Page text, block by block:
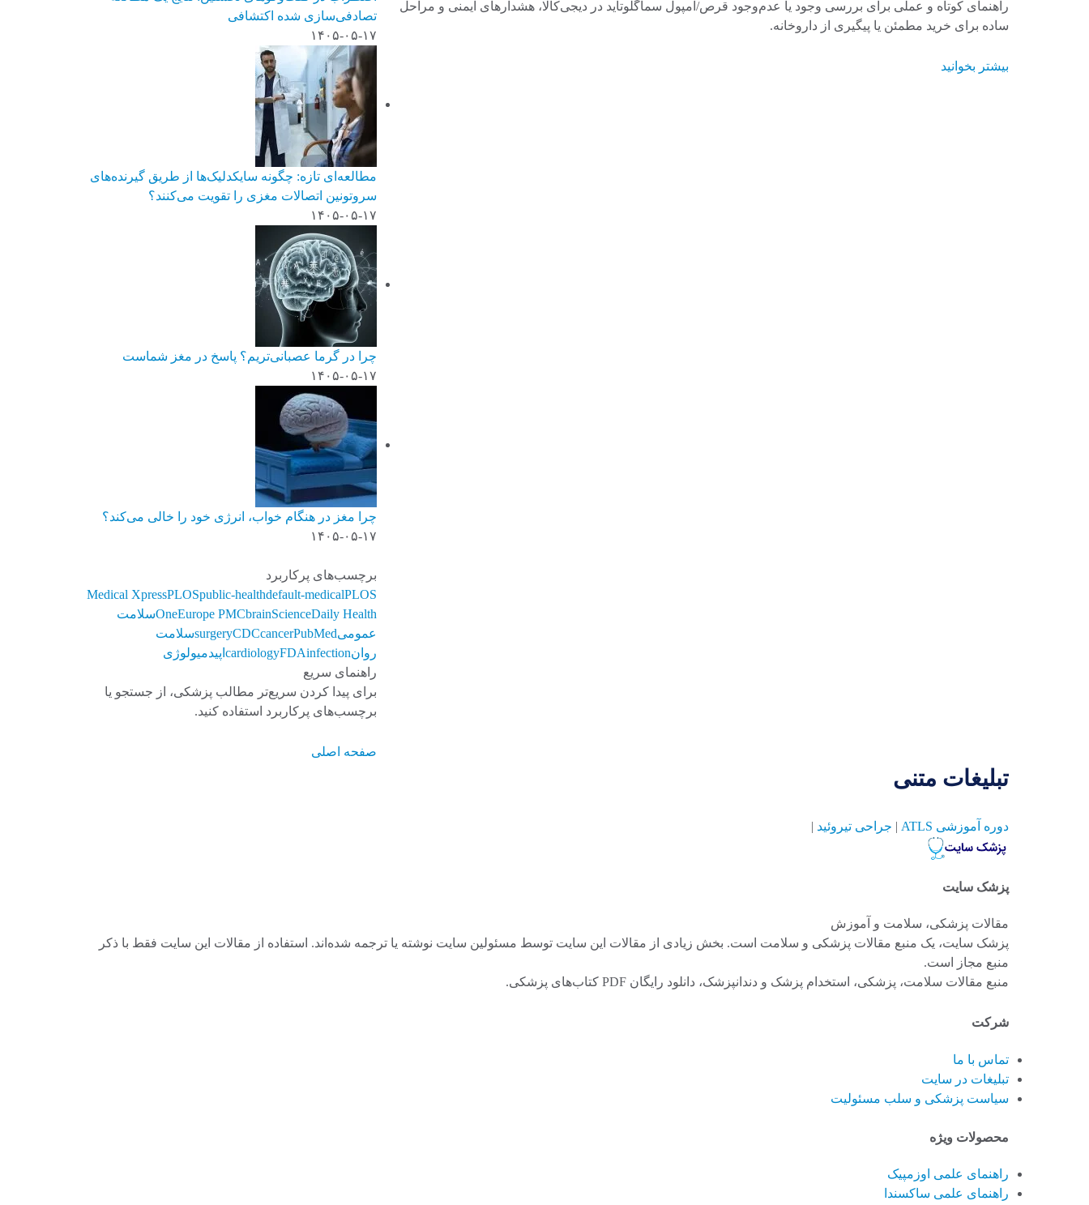
راهنمای کوتاه و عملی برای بررسی وجود یا عدم‌وجود قرص/آمپول سماگلوتاید در دیجی‌کالا، هشدارهای ایمنی و مراحل
ساده برای خرید مطمئن یا پیگیری از داروخانه.
بیشتر بخوانید
تصادفی‌سازی شده اکتشافی
۱۴۰۵-۰۵-۱۷
مطالعه‌ای تازه: چگونه سایکدلیک‌ها از طریق گیرنده‌های
سروتونین اتصالات مغزی را تقویت می‌کنند؟
۱۴۰۵-۰۵-۱۷
چرا در گرما عصبانی‌تریم؟ پاسخ در مغز شماست
۱۴۰۵-۰۵-۱۷
چرا مغز در هنگام خواب، انرژی خود را خالی می‌کند؟
۱۴۰۵-۰۵-۱۷
برچسب‌های پرکاربرد
Medical XpressPLOSpublic-healthdefault-medicalPLOS
OneEurope PMCbrainScienceDaily Health
سلامت
عمومی
surgeryCDCcancerPubMed
سلامت
روان
cardiologyFDAinfection
اپیدمیولوژی
راهنمای سریع
برای پیدا کردن سریع‌تر مطالب پزشکی، از جستجو یا
برچسب‌های پرکاربرد استفاده کنید.
صفحه اصلی
تبلیغات متنی
دوره آموزشی ATLS | جراحی تیروئید |
پزشک سایت
مقالات پزشکی، سلامت و آموزش
پزشک سایت، یک منبع مقالات پزشکی و سلامت است. بخش زیادی از مقالات این سایت توسط مسئولین سایت نوشته یا ترجمه شده‌اند. استفاده از مقالات این سایت فقط با ذکر
منبع مجاز است.
منبع مقالات سلامت، پزشکی، استخدام پزشک و دندانپزشک، دانلود رایگان PDF کتاب‌های پزشکی.
شرکت
تماس با ما
تبلیغات در سایت
سیاست پزشکی و سلب مسئولیت
محصولات ویژه
راهنمای علمی اوزمپیک
راهنمای علمی ساکسندا